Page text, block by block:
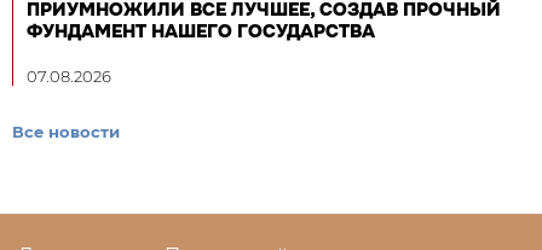
ПРИУМНОЖИЛИ ВСЕ ЛУЧШЕЕ, СОЗДАВ ПРОЧНЫЙ
ФУНДАМЕНТ НАШЕГО ГОСУДАРСТВА
07.08.2026
Все новости